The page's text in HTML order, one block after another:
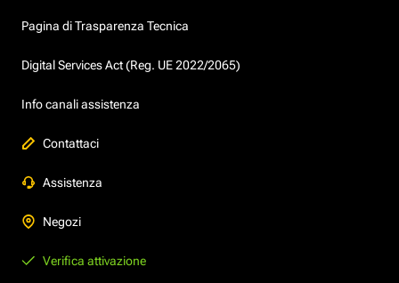
Pagina di Trasparenza Tecnica
Digital Services Act (Reg. UE 2022/2065)
Info canali assistenza
Contattaci
Assistenza
Negozi
Verifica attivazione